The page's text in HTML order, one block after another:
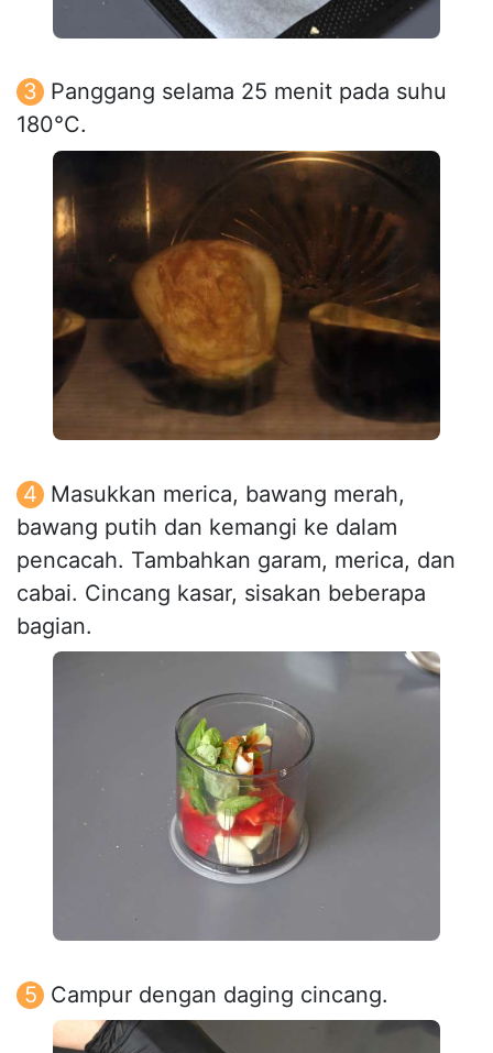
Panggang selama 25 menit pada suhu
180°C.
Masukkan merica, bawang merah,
bawang putih dan kemangi ke dalam
pencacah. Tambahkan garam, merica, dan
cabai. Cincang kasar, sisakan beberapa
bagian.
Campur dengan daging cincang.